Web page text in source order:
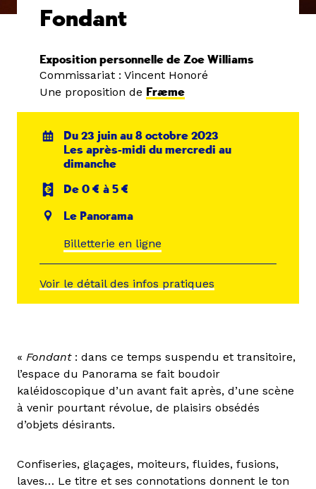
Fondant
Exposition personnelle de Zoe Williams
Commissariat : Vincent Honoré
Une proposition de Fræme
Du 23 juin au 8 octobre 2023
Les après-midi du mercredi au
dimanche
De 0 € à 5 €
Le Panorama
Billetterie en ligne
Voir le détail des infos pratiques
« Fondant: dans ce temps suspendu et transitoire,
l’espace du Panorama se fait boudoir
kaléidoscopique d’un avant fait après, d’une scène
à venir pourtant révolue, de plaisirs obsédés
d’objets désirants.
Confiseries, glaçages, moiteurs, fluides, fusions,
laves… Le titre et ses connotations donnent le ton